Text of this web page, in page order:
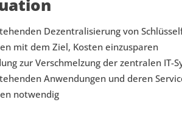
Dezentralisierung von
mit dem Ziel, Kosten einzusparen
zur Verschmelzung der zentralen IT-
Anwendungen und deren
notwendig